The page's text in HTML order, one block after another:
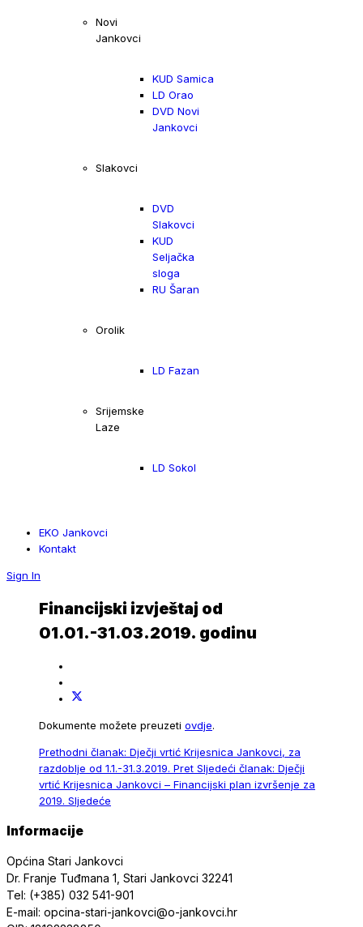
Novi
Jankovci
KUD Samica
LD Orao
DVD Novi
Jankovci
Slakovci
DVD
Slakovci
KUD
Seljačka
sloga
RU Šaran
Orolik
LD Fazan
Srijemske
Laze
LD Sokol
EKO Jankovci
Kontakt
Sign In
Financijski izvještaj od
01.01.-31.03.2019. godinu
Dokumente možete preuzeti ovdje.
Prethodni članak: Dječji vrtić Krijesnica Jankovci, za
razdoblje od 1.1.-31.3.2019. Pret Sljedeći članak: Dječji
vrtić Krijesnica Jankovci – Financijski plan izvršenje za
2019. Sljedeće
Informacije
Općina Stari Jankovci
Dr. Franje Tuđmana 1, Stari Jankovci 32241
Tel: (+385) 032 541-901
E-mail: opcina-stari-jankovci@o-jankovci.hr